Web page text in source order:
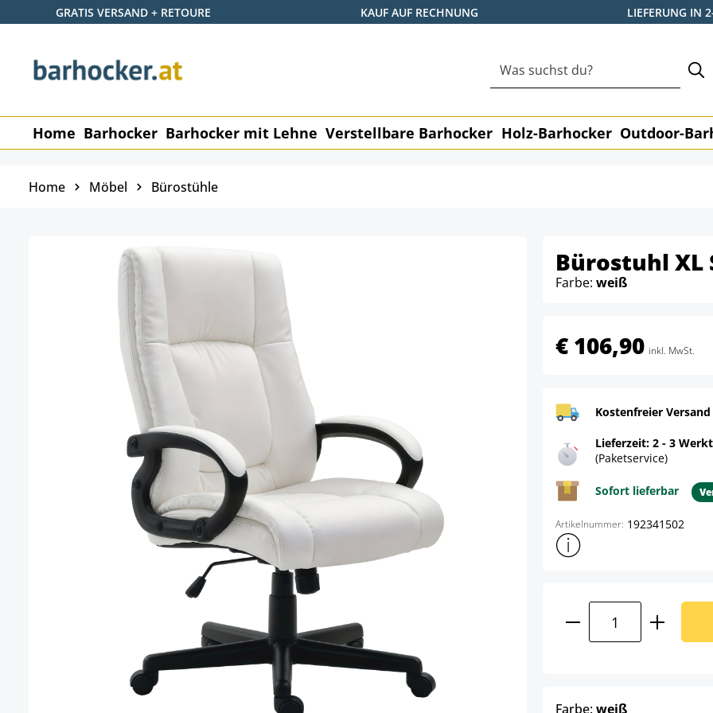
Hauptinhalt springen
Zur Suche springen
Zur Hauptnavigation springen
GRATIS VERSAND + RETOURE KAUF AUF RECHNUNG LIEFERUNG IN
Home Barhocker Barhocker mit Lehne Verstellbare Barhocker Holz-Barhocker Outdoor-
Home Möbel Bürostühle
Bürostuhl XL
Farbe: weiß
€ 106,90 inkl. MwSt.
Kostenfreier
Lieferzeit: 2 - 3
(Paketservice)
Sofort lieferbar
Artikelnummer: 192341502
Weitere
Produkt Anzahl:
Farbe:weißauswählen